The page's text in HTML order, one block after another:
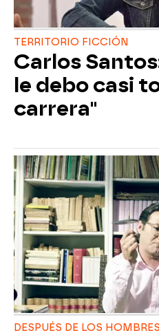
TERRITORIO FICCIÓN
Carlos
le debo casi
carrera"
DESPUÉS DE LOS